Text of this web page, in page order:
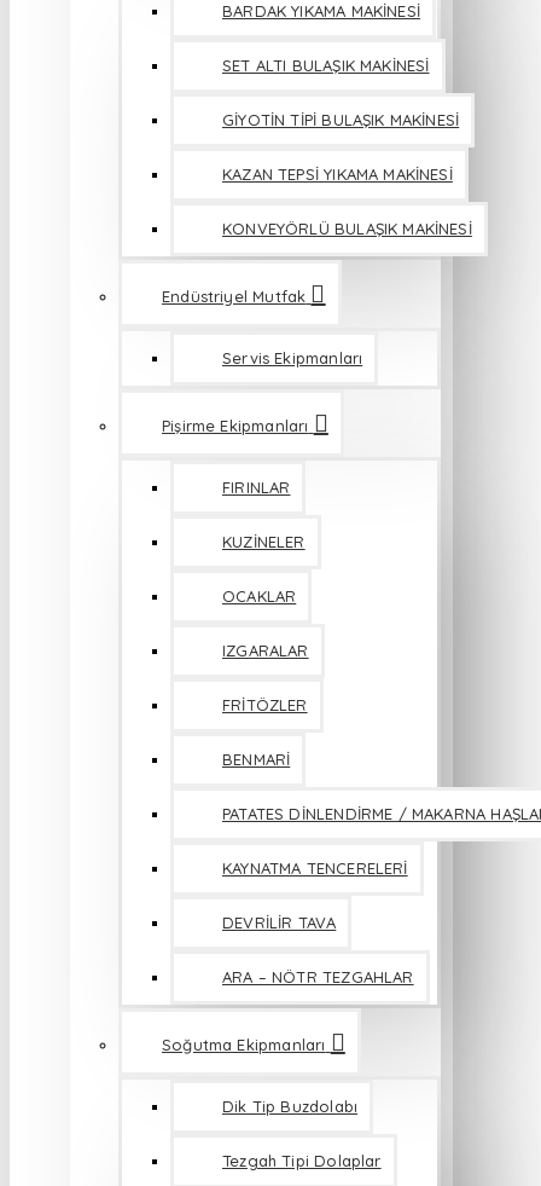
BARDAK YIKAMA MAKİNESİ
SET ALTI BULAŞIK MAKİNESİ
GİYOTİN TİPİ BULAŞIK MAKİNESİ
KAZAN TEPSİ YIKAMA MAKİNESİ
KONVEYÖRLÜ BULAŞIK MAKİNESİ
Endüstriyel Mutfak
Servis Ekipmanları
Pişirme Ekipmanları
FIRINLAR
KUZİNELER
OCAKLAR
IZGARALAR
FRİTÖZLER
BENMARİ
PATATES DİNLENDİRME / MAKARNA
KAYNATMA TENCERELERİ
DEVRİLİR TAVA
ARA – NÖTR TEZGAHLAR
Soğutma Ekipmanları
Dik Tip Buzdolabı
Tezgah Tipi Dolaplar